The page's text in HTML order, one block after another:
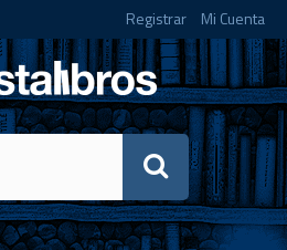
Registrar Mi Cuenta